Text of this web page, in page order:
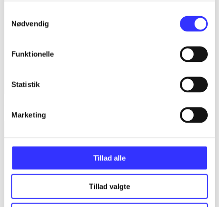
Nødvendig
Funktionelle
Statistik
Marketing
Tillad alle
Tillad valgte